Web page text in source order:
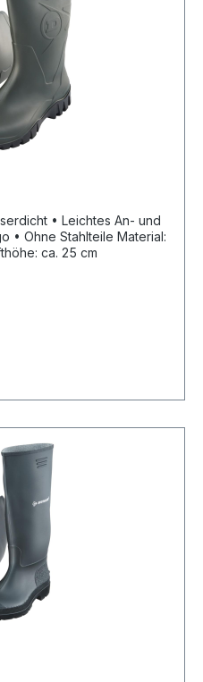
PVC, Polyester-Futter Schafthöhe: ca. 25 cm